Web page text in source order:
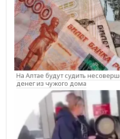
На Алтае будут судить
денег из чужого дома